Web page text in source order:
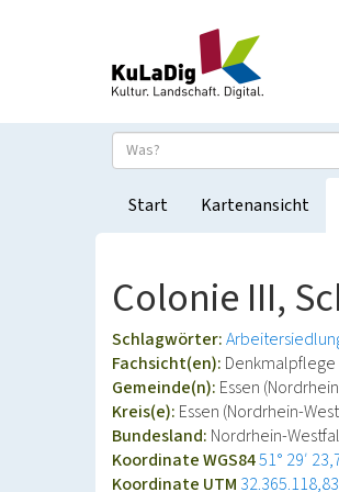
Start Kartenansicht
Colonie III,
Schlagwörter:
Fachsicht(en): Denkmalpflege
Gemeinde(n): Essen
Kreis(e): Essen (Nordrhein-
Bundesland: Nordrhein-
Koordinate WGS8451° 29′
Koordinate UTM